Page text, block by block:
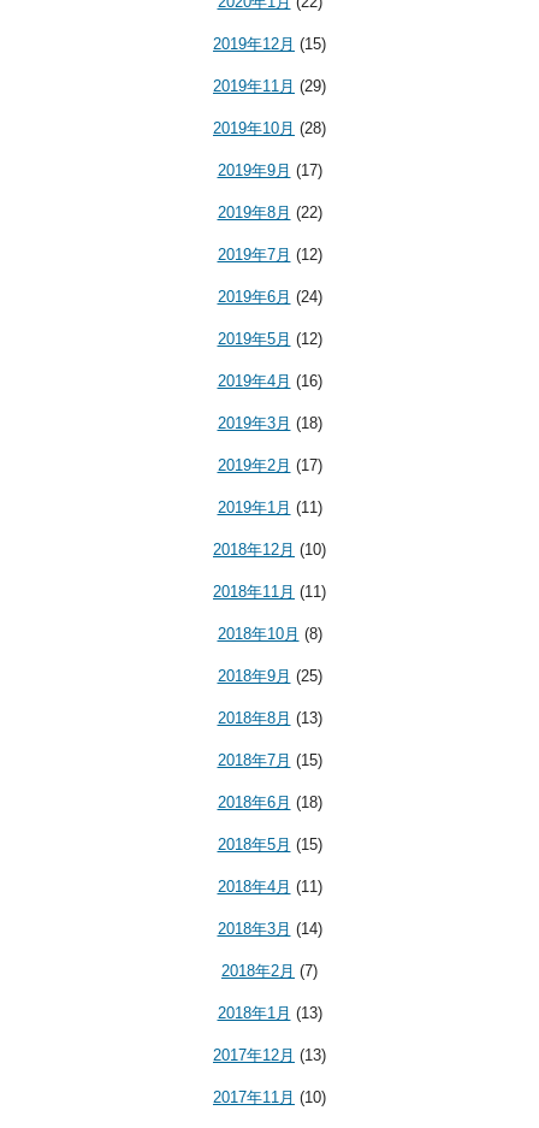
2019年12月 (15)
2019年11月 (29)
2019年10月 (28)
2019年9月 (17)
2019年8月 (22)
2019年7月 (12)
2019年6月 (24)
2019年5月 (12)
2019年4月 (16)
2019年3月 (18)
2019年2月 (17)
2019年1月 (11)
2018年12月 (10)
2018年11月 (11)
2018年10月 (8)
2018年9月 (25)
2018年8月 (13)
2018年7月 (15)
2018年6月 (18)
2018年5月 (15)
2018年4月 (11)
2018年3月 (14)
2018年2月 (7)
2018年1月 (13)
2017年12月 (13)
2017年11月 (10)